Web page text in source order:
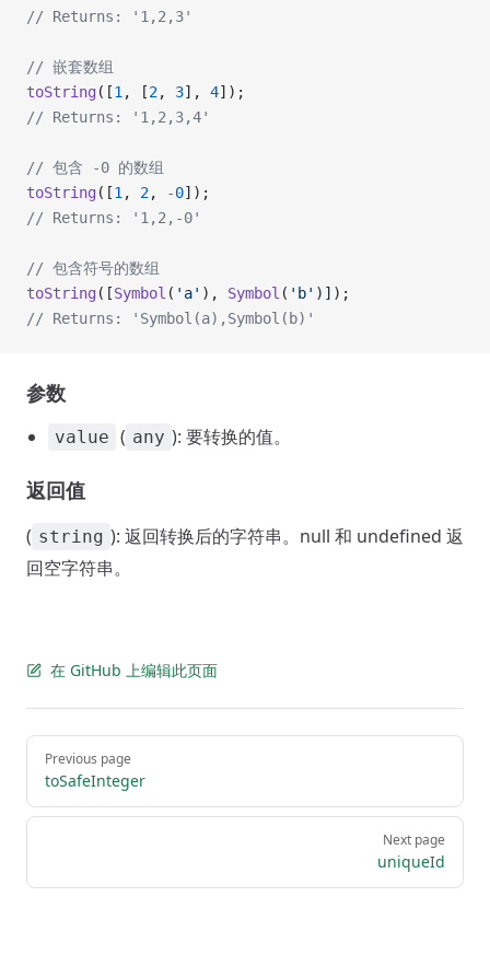
// Returns: '1,2,3'
// 嵌套数组
toString ([1 , [2, 3], 4]);
// Returns: '1,2,3,4'
// 包含 -0 的数组
toString ([1 , 2, -0]);
// Returns: '1,2,-0'
// 包含符号的数组
toString ([Symbol ( 'a' ), Symbol ( 'b' )]);
// Returns: 'Symbol(a),Symbol(b)'
参数
value ( any ): 要转换的值。
返回值
( string ): 返回转换后的字符串。null 和 undefined 返
回空字符串。
在 GitHub 上编辑此页面
Pager
Previous page
toSafeInteger
Next page
uniqueId